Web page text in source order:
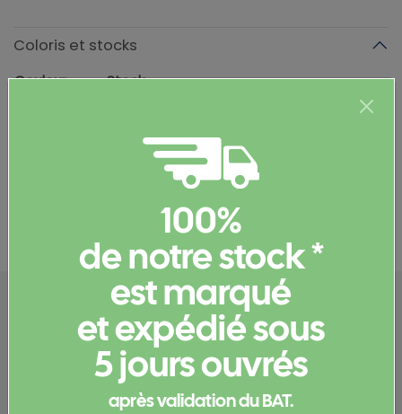
Coloris et stocks
Couleur
Stock
Informations complémentaires
Documents et certificats
Configurez votre
produit
vous connecterpour pouvoir obtenir un devis
100%
de notre stock *
est marqué
et expédié sous
5 jours ouvrés
après validation du BAT.